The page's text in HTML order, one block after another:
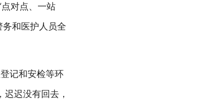
对点、一站
和医护人员全
记和安检等环
迟没有回去，